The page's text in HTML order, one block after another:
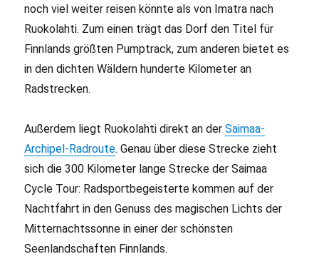
noch viel weiter reisen könnte als von Imatra nach
Ruokolahti. Zum einen trägt das Dorf den Titel für
Finnlands größten Pumptrack, zum anderen bietet es
in den dichten Wäldern hunderte Kilometer an
Radstrecken.
Außerdem liegt Ruokolahti direkt an derSaimaa-
Archipel-Radroute. Genau über diese Strecke zieht
sich die 300 Kilometer lange Strecke der Saimaa
Cycle Tour: Radsportbegeisterte kommen auf der
Nachtfahrt in den Genuss des magischen Lichts der
Mitternachtssonne in einer der schönsten
Seenlandschaften Finnlands.